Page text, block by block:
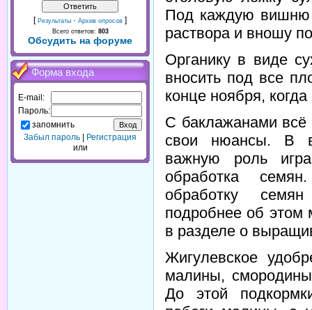
[ Результаты · Архив опросов ]
Всего ответов: 803
Обсудить на форуме
Форма входа
E-mail:
Пароль:
запомнить
Забыл пароль
Регистрация
или
Под каждую вишню
раствора и вношу
Органику в виде
вносить под все
конце ноября, когда
С баклажанами
свои нюансы. В
важную роль
обработка
обработку
подробнее об этом
в разделе о
Жигулевское
малины,
До этой